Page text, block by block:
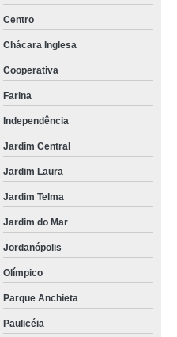
Centro
Chácara Inglesa
Cooperativa
Farina
Independência
Jardim Central
Jardim Laura
Jardim Telma
Jardim do Mar
Jordanópolis
Olímpico
Parque Anchieta
Paulicéia